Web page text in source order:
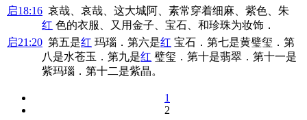
启18:16 哀哉、哀哉、这大城阿、素常穿着细麻、紫色、朱
红 色的衣服、又用金子、宝石、和珍珠为妆饰．
启21:20 第五是红 玛瑙．第六是红 宝石．第七是黄璧玺．第
八是水苍玉．第九是红 璧玺．第十是翡翠．第十一是
紫玛瑙．第十二是紫晶。
1
2